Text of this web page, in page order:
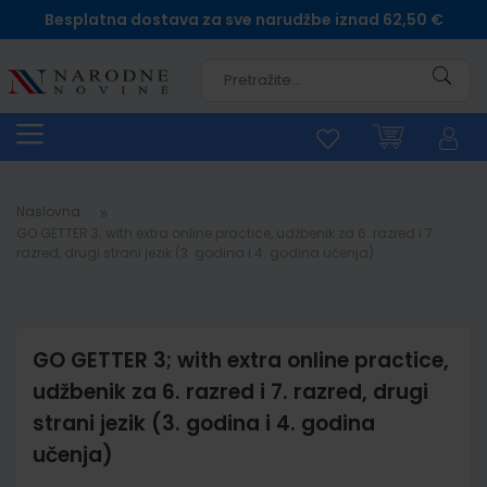
Besplatna dostava za sve narudžbe iznad 62,50 €
Naslovna
GO GETTER 3; with extra online practice,
udžbenik za 6. razred i 7. razred, drugi
strani jezik (3. godina i 4. godina
učenja)